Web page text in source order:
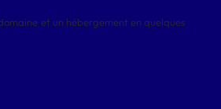
et un hébergement en quelques